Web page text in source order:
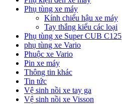
Phụ tùng xe máy
Kính chiếu hậu xe máy
Tay thắng kiểu các loại
Phụ tùng xe Super CUB C125
phụ tùng xe Vario
Phuộc xe Vario
Pin xe máy
Thông tin khác
Tin tức
Vệ sinh nồi xe tay ga
Vệ sinh nồi xe Visson